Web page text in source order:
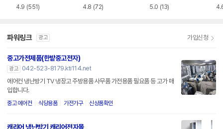
4.9 (551) 4.8 (72) 5.0 (13)
파워링크 광고 가입신청
중고가전제품(한밭중고전자)
광고
042-523-8179.kti114.net
에어컨 냉난방기 TV 냉장고 주방용품 사무품 가전용품 필요품 등 고가 매
입합니다.
중고 에어컨 식당용품 가전가구 신상품확인
캐리어 냉난방기 캐리어전자몰